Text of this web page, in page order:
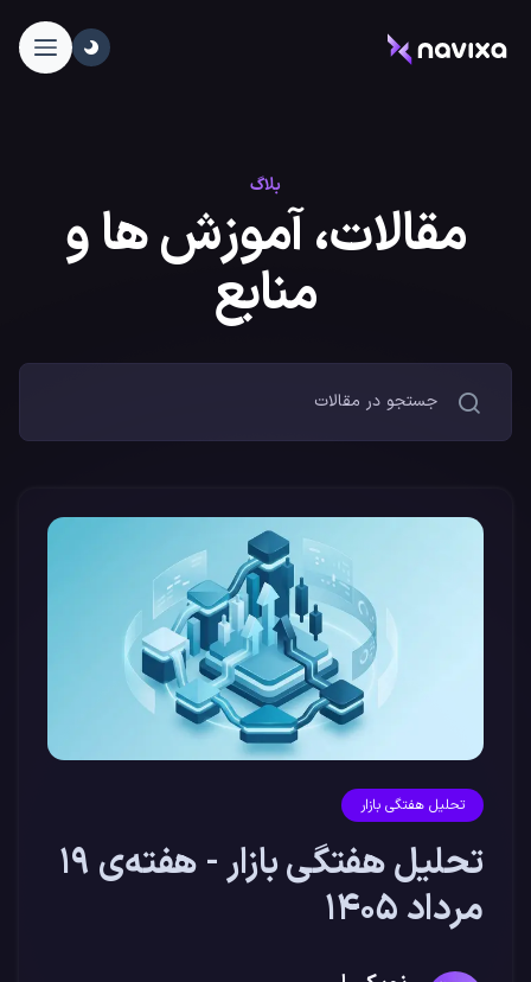
بلاگ
مقالات، آموزش ها و
منابع
تحلیل هفتگی بازار
تحلیل هفتگی بازار - هفته‌ی ۱۹
مرداد ۱۴۰۵